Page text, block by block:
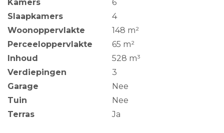
Kamers
6
Slaapkamers
4
Woonoppervlakte
148 m²
Perceeloppervlakte
65 m²
Inhoud
528 m³
Verdiepingen
3
Garage
Nee
Tuin
Nee
Terras
Ja